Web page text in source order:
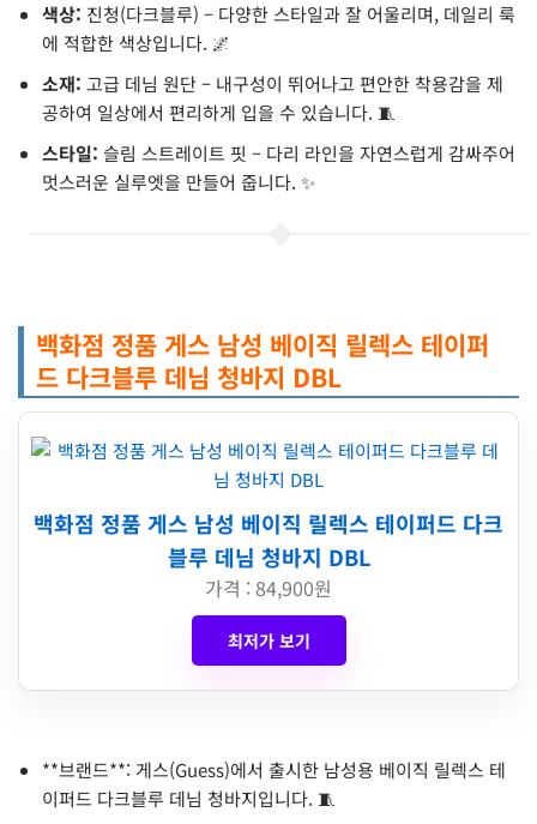
색상: 진청(다크블루) – 다양한 스타일과 잘 어울리며, 데일리 룩
에 적합한 색상입니다. 🌌
소재: 고급 데님 원단 – 내구성이 뛰어나고 편안한 착용감을 제
공하여 일상에서 편리하게 입을 수 있습니다. 🧵
스타일: 슬림 스트레이트 핏 – 다리 라인을 자연스럽게 감싸주어
멋스러운 실루엣을 만들어 줍니다. ✨
백화점 정품 게스 남성 베이직 릴렉스 테이퍼
드 다크블루 데님 청바지 DBL
백화점 정품 게스 남성 베이직 릴렉스 테이퍼드 다크
블루 데님 청바지 DBL
가격 : 84,900원
최저가 보기
**브랜드**: 게스(Guess)에서 출시한 남성용 베이직 릴렉스 테
이퍼드 다크블루 데님 청바지입니다. 🧵